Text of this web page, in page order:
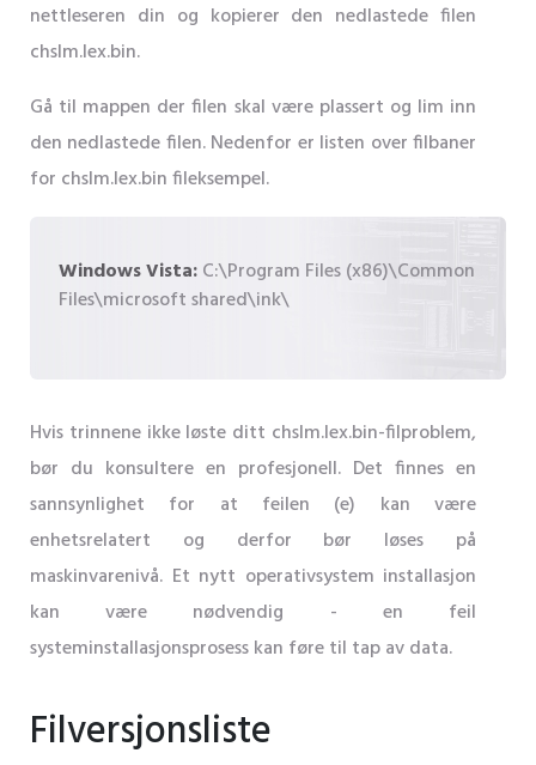
nettleseren din og kopierer den nedlastede filen
chslm.lex.bin.
Gå til mappen der filen skal være plassert og lim inn
den nedlastede filen. Nedenfor er listen over filbaner
for chslm.lex.bin fileksempel.
Windows Vista:C:\Program Files (x86)\Common
Files\microsoft shared\ink\
Hvis trinnene ikke løste ditt chslm.lex.bin-filproblem,
bør du konsultere en profesjonell. Det finnes en
sannsynlighet for at feilen (e) kan være
enhetsrelatert og derfor bør løses på
maskinvarenivå. Et nytt operativsystem installasjon
kan være nødvendig - en feil
systeminstallasjonsprosess kan føre til tap av data.
Filversjonsliste